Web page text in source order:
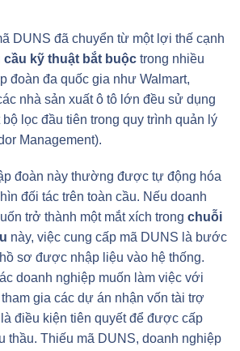
DUNS đã chuyển từ một lợi thế cạnh
cầu kỹ thuật bắt buộc trong nhiều
đoàn đa quốc gia như Walmart,
nhà sản xuất ô tô lớn đều sử dụng
lọc đầu tiên trong quy trình quản lý
Management).
đoàn này thường được tự động hóa
đối tác trên toàn cầu. Nếu doanh
trở thành một mắt xích trong chuỗi
này, việc cung cấp mã DUNS là bước
sơ được nhập liệu vào hệ thống.
doanh nghiệp muốn làm việc với
gia các dự án nhận vốn tài trợ
điều kiện tiên quyết để được cấp
thầu. Thiếu mã DUNS, doanh nghiệp